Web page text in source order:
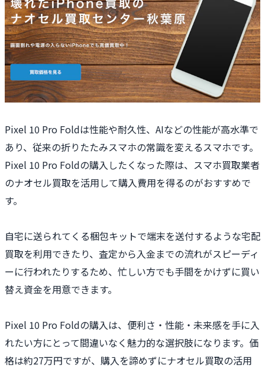
Pixel 10 Pro Foldは性能や耐久性、AIなどの性能が高水準で
あり、従来の折りたたみスマホの常識を変えるスマホです。
Pixel 10 Pro Foldの購入したくなった際は、スマホ買取業者
のナオセル買取を活用して購入費用を得るのがおすすめで
す。
自宅に送られてくる梱包キットで端末を送付するような宅配
買取を利用できたり、査定から入金までの流れがスピーディ
ーに行われたりするため、忙しい方でも手間をかけずに買い
替え資金を用意できます。
Pixel 10 Pro Foldの購入は、便利さ・性能・未来感を手に入
れたい方にとって間違いなく魅力的な選択肢になります。価
格は約27万円ですが、購入を諦めずにナオセル買取の活用